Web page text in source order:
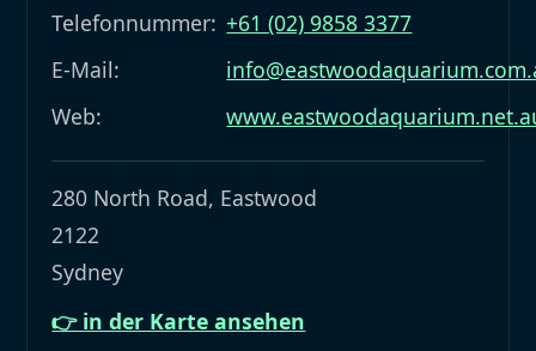
Telefonnummer: +61 (02) 9858 3377
E-Mail:
Web:
280 North Road, Eastwood
2122
Sydney
👉 in der Karte ansehen